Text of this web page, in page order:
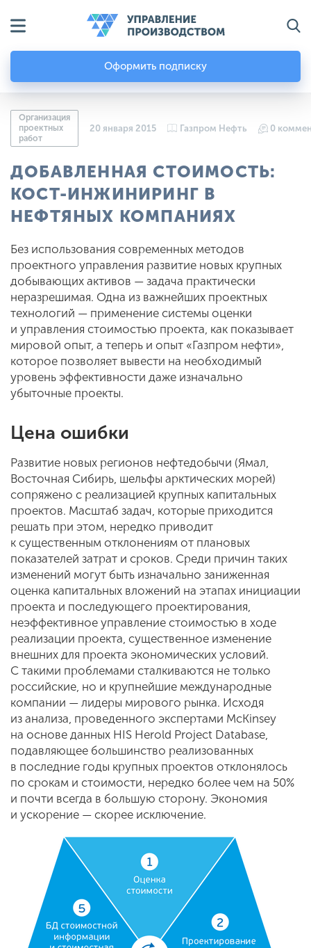
Оформить подписку
Организация
проектных
работ
20 января 2015 Газпром Нефть 0
ДОБАВЛЕННАЯ СТОИМОСТЬ:
КОСТ-ИНЖИНИРИНГ В
НЕФТЯНЫХ КОМПАНИЯХ
Без использования современных методов
проектного управления развитие новых крупных
добывающих активов — задача практически
неразрешимая. Одна из важнейших проектных
технологий — применение системы оценки
и управления стоимостью проекта, как показывает
мировой опыт, а теперь и опыт «Газпром нефти»,
которое позволяет вывести на необходимый
уровень эффективности даже изначально
убыточные проекты.
Цена ошибки
Развитие новых регионов нефтедобычи (Ямал,
Восточная Сибирь, шельфы арктических морей)
сопряжено с реализацией крупных капитальных
проектов. Масштаб задач, которые приходится
решать при этом, нередко приводит
к существенным отклонениям от плановых
показателей затрат и сроков. Среди причин таких
изменений могут быть изначально заниженная
оценка капитальных вложений на этапах инициации
проекта и последующего проектирования,
неэффективное управление стоимостью в ходе
реализации проекта, существенное изменение
внешних для проекта экономических условий.
С такими проблемами сталкиваются не только
российские, но и крупнейшие международные
компании — лидеры мирового рынка. Исходя
из анализа, проведенного экспертами McKinsey
на основе данных HIS Herold Project Database,
подавляющее большинство реализованных
в последние годы крупных проектов отклонялось
по срокам и стоимости, нередко более чем на 50%
и почти всегда в большую сторону. Экономия
и ускорение — скорее исключение.